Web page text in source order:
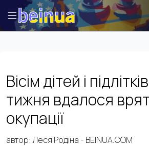
Історії
Новини
Ваша реклама
Туризм
Вісім дітей і
тижня вдалося
окупації
автор:Леся Родіна - BEINUA.COM